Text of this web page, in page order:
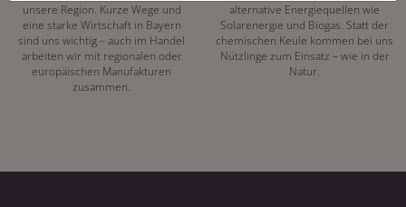
unsere Region. Kurze Wege und
eine starke Wirtschaft in Bayern
sind uns wichtig – auch im Handel
arbeiten wir mit regionalen oder
europäischen Manufakturen
zusammen.
alternative Energiequellen wie
Solarenergie und Biogas. Statt der
chemischen Keule kommen bei uns
Nützlinge zum Einsatz – wie in der
Natur.